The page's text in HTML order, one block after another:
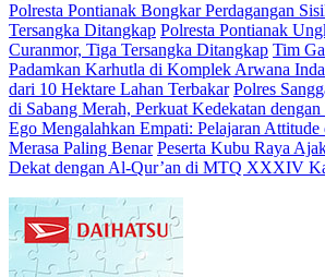
Polresta Pontianak Bongkar Perdagangan
Tersangka Ditangkap Polresta Pontianak
Curanmor, Tiga Tersangka Ditangkap Tim
Padamkan Karhutla di Komplek Arwana
dari 10 Hektare Lahan Terbakar Polres
di Sabang Merah, Perkuat Kedekatan
Ego Mengalahkan Empati: Pelajaran Attitude
Merasa Paling Benar Peserta Kubu Raya
Dekat dengan Al-Qur’an di MTQ XXXIV